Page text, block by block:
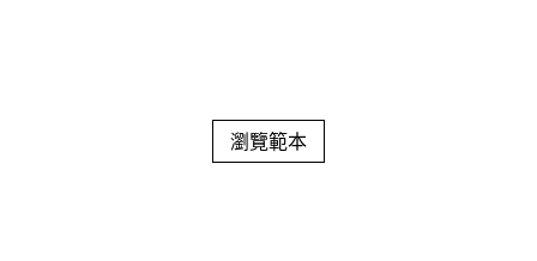
瀏覽範本